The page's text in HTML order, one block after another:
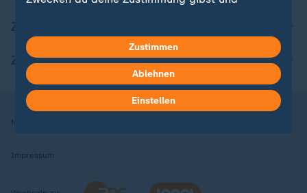
ZDFheute Apps
Nutzungsbedingungen
Impressum
in deinen Einstellungen widerrufen oder ändern.
Hier findest du das Impressum.
Weitere Informationen findest du in unserer
Datenschutzerklärung.
Zustimmen
Ablehnen
Einstellen